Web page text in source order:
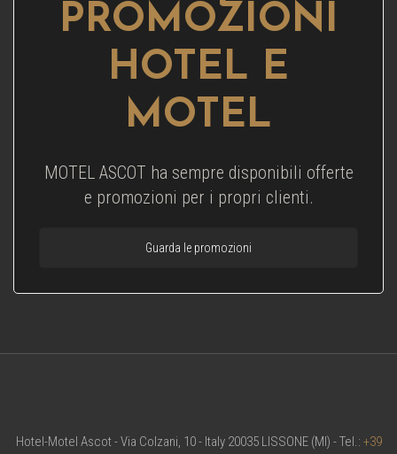
PROMOZIONI
HOTEL E
MOTEL
MOTEL ASCOT ha sempre disponibili offerte
e promozioni per i propri clienti.
Guarda le promozioni
Hotel-Motel Ascot - Via Colzani, 10 - Italy 20035 LISSONE (MI) - Tel.: +39